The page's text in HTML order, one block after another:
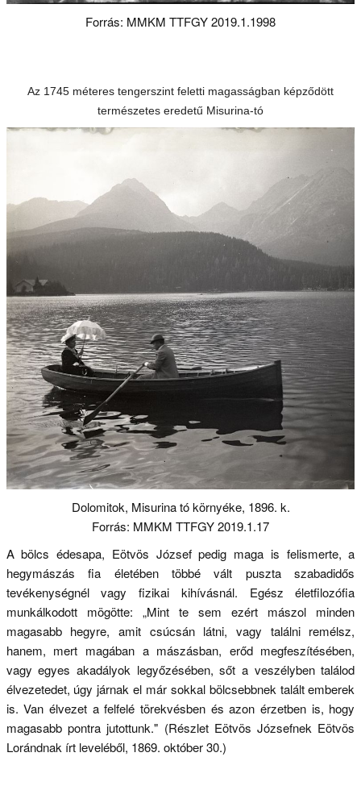
Forrás: MMKM TTFGY 2019.1.1998
Az 1745 méteres tengerszint feletti magasságban képződött
természetes eredetű Misurina-tó
Dolomitok, Misurina tó környéke, 1896. k.
Forrás: MMKM TTFGY 2019.1.17
A bölcs édesapa, Eötvös József pedig maga is felismerte, a
hegymászás fia életében többé vált puszta szabadidős
tevékenységnél vagy fizikai kihívásnál. Egész életfilozófia
munkálkodott mögötte: „Mint te sem ezért mászol minden
magasabb hegyre, amit csúcsán látni, vagy találni remélsz,
hanem, mert magában a mászásban, erőd megfeszítésében,
vagy egyes akadályok legyőzésében, sőt a veszélyben találod
élvezetedet, úgy járnak el már sokkal bölcsebbnek talált emberek
is. Van élvezet a felfelé törekvésben és azon érzetben is, hogy
magasabb pontra jutottunk." (Részlet Eötvös Józsefnek Eötvös
Lorándnak írt leveléből, 1869. október 30.)